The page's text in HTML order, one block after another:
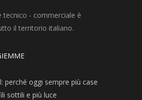
tecnico - commerciale è
il territorio italiano.
perché oggi sempre più case
sottili e più luce